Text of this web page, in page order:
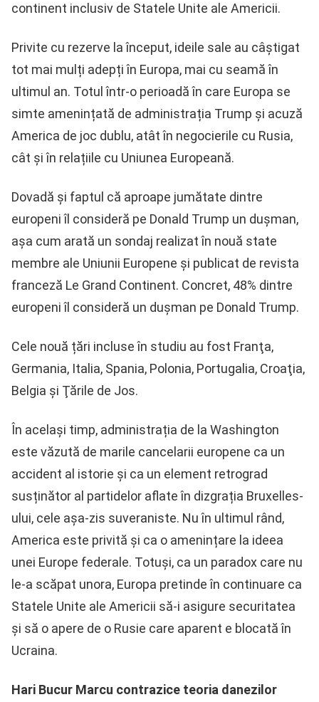
continent inclusiv de Statele Unite ale Americii.
Privite cu rezerve la început, ideile sale au câștigat
tot mai mulți adepți în Europa, mai cu seamă în
ultimul an. Totul într-o perioadă în care Europa se
simte amenințată de administrația Trump și acuză
America de joc dublu, atât în negocierile cu Rusia,
cât și în relațiile cu Uniunea Europeană.
Dovadă și faptul că aproape jumătate dintre
europeni îl consideră pe Donald Trump un dușman,
așa cum arată un sondaj realizat în nouă state
membre ale Uniunii Europene și publicat de revista
franceză Le Grand Continent. Concret, 48% dintre
europeni îl consideră un dușman pe Donald Trump.
Cele nouă țări incluse în studiu au fost Franţa,
Germania, Italia, Spania, Polonia, Portugalia, Croaţia,
Belgia şi Ţările de Jos.
În același timp, administrația de la Washington
este văzută de marile cancelarii europene ca un
accident al istorie și ca un element retrograd
susținător al partidelor aflate în dizgrația Bruxelles-
ului, cele așa-zis suveraniste. Nu în ultimul rând,
America este privită și ca o amenințare la ideea
unei Europe federale. Totuși, ca un paradox care nu
le-a scăpat unora, Europa pretinde în continuare ca
Statele Unite ale Americii să-i asigure securitatea
și să o apere de o Rusie care aparent e blocată în
Ucraina.
Hari Bucur Marcu contrazice teoria danezilor